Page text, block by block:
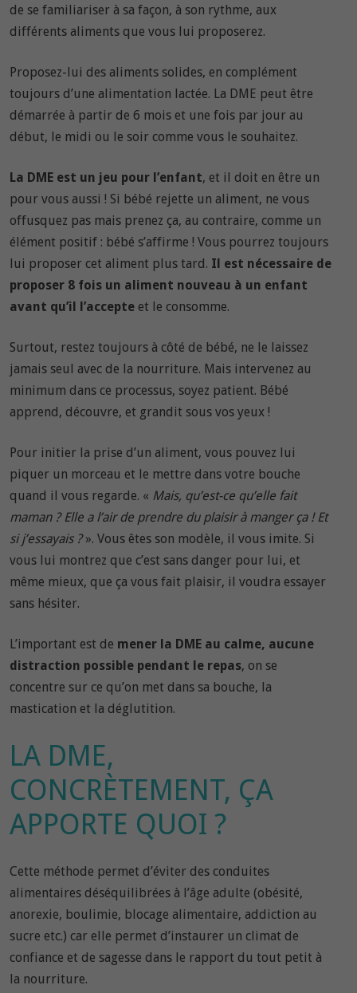
de se familiariser à sa façon, à son rythme, aux
différents aliments que vous lui proposerez.
Proposez-lui des aliments solides, en complément
toujours d’une alimentation lactée. La DME peut être
démarrée à partir de 6 mois et une fois par jour au
début, le midi ou le soir comme vous le souhaitez.
La DME est un jeu pour l’enfant, et il doit en être un
pour vous aussi ! Si bébé rejette un aliment, ne vous
offusquez pas mais prenez ça, au contraire, comme un
élément positif : bébé s’affirme ! Vous pourrez toujours
lui proposer cet aliment plus tard. Il est nécessaire de
proposer 8 fois un aliment nouveau à un enfant
avant qu’il l’accepte et le consomme.
Surtout, restez toujours à côté de bébé, ne le laissez
jamais seul avec de la nourriture. Mais intervenez au
minimum dans ce processus, soyez patient. Bébé
apprend, découvre, et grandit sous vos yeux !
Pour initier la prise d’un aliment, vous pouvez lui
piquer un morceau et le mettre dans votre bouche
quand il vous regarde. « Mais, qu’est-ce qu’elle fait
maman ? Elle a l’air de prendre du plaisir à manger ça ! Et
si j’essayais ?». Vous êtes son modèle, il vous imite. Si
vous lui montrez que c’est sans danger pour lui, et
même mieux, que ça vous fait plaisir, il voudra essayer
sans hésiter.
L’important est de mener la DME au calme, aucune
distraction possible pendant le repas, on se
concentre sur ce qu’on met dans sa bouche, la
mastication et la déglutition.
LA DME,
CONCRÈTEMENT, ÇA
APPORTE QUOI ?
Cette méthode permet d’éviter des conduites
alimentaires déséquilibrées à l’âge adulte (obésité,
anorexie, boulimie, blocage alimentaire, addiction au
sucre etc.) car elle permet d’instaurer un climat de
confiance et de sagesse dans le rapport du tout petit à
la nourriture.